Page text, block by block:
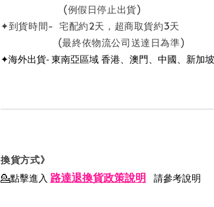
(例假日停止出貨)
✦到貨時間- 宅配約2天，超商取貨約3天
(最終依物流公司送達日為準)
✦海外出貨- 東南亞區域 香港、澳門、中國、新加
換貨方式》
💁點擊進入 路達退換貨政策說明 請參考說明